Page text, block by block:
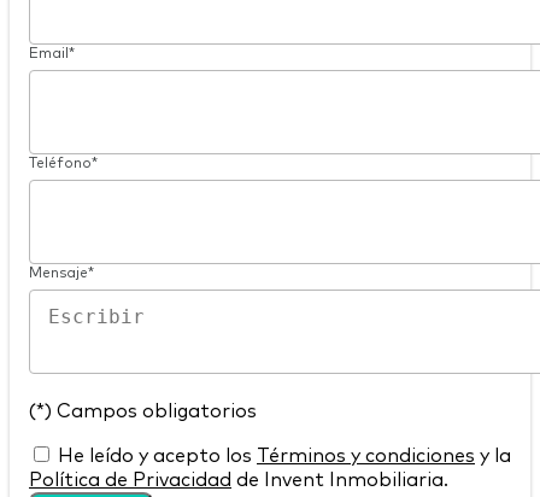
Email*
Teléfono*
Mensaje*
(*) Campos obligatorios
He leído y acepto los Términos y condiciones y la
Política de Privacidad de Invent Inmobiliaria.